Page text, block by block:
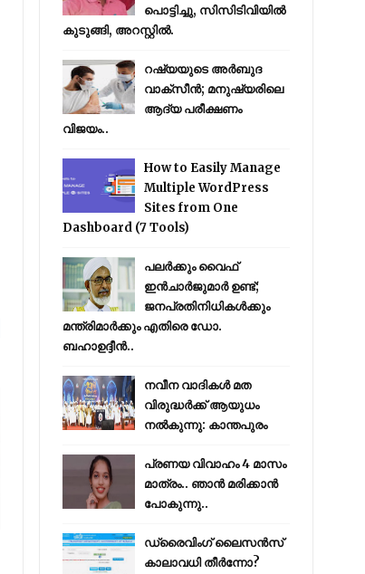
പൊട്ടിച്ചു, സിസിടിവിയില്‍
കുടുങ്ങി, അറസ്റ്റില്‍.
റഷ്യയുടെ അര്‍ബുദ
വാക്‌സീന്‍; മനുഷ്യരിലെ
ആദ്യ പരീക്ഷണം
വിജയം..
How to Easily Manage
Multiple WordPress
Sites from One
Dashboard (7 Tools)
പലർക്കും വൈഫ്
ഇൻചാർജുമാർ ഉണ്ട്;
ജനപ്രതിനിധികൾക്കും
മന്ത്രിമാർക്കും എതിരെ ഡോ.
ബഹാഉദ്ദീൻ..
നവീന വാദികൾ മത
വിരുദ്ധർക്ക് ആയുധം
നൽകുന്നു: കാന്തപുരം
പ്രണയ വിവാഹം 4 മാസം
മാത്രം.. ഞാൻ മരിക്കാൻ
പോകുന്നു..
ഡ്രൈവിംഗ് ലൈസൻസ്
കാലാവധി തീർന്നോ?